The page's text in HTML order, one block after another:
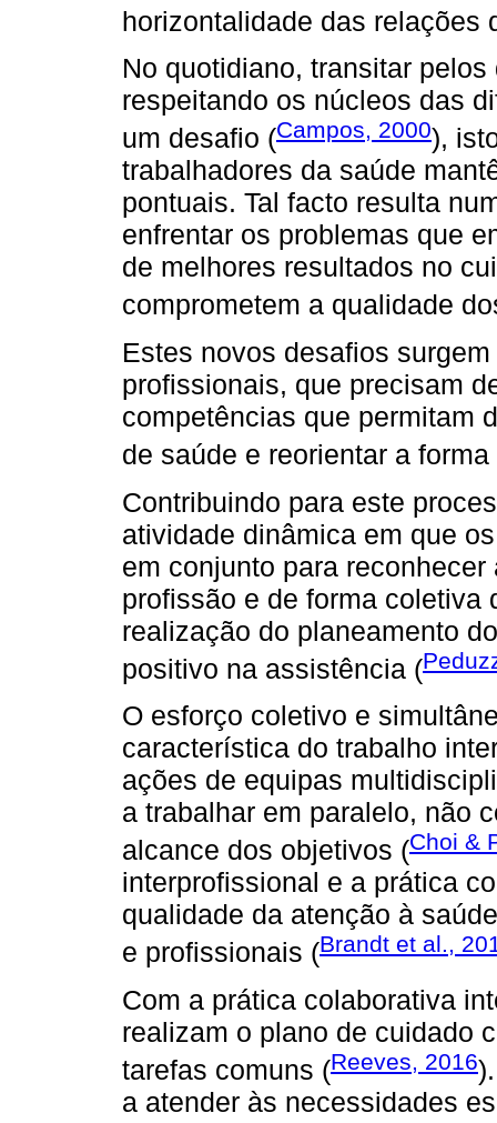
horizontalidade das relações
No quotidiano, transitar
respeitando os núcleos das
um desafio (Campos, 2000),
trabalhadores da saúde
pontuais. Tal facto resulta
enfrentar os problemas que
de melhores resultados no
comprometem a qualidade
Estes novos desafios
profissionais, que precisam
competências que permitam
de saúde e reorientar a
Contribuindo para este
atividade dinâmica em que
em conjunto para
profissão e de forma coletiva
realização do planeamento
positivo na assistência (
O esforço coletivo e
característica do trabalho
ações de equipas
a trabalhar em paralelo, não
alcance dos objetivos (Choi &
interprofissional e a prática
qualidade da atenção à
e profissionais (Brandt et al.,
Com a prática colaborativa
realizam o plano de cuidado
tarefas comuns (Reeves, 2016
a atender às necessidades